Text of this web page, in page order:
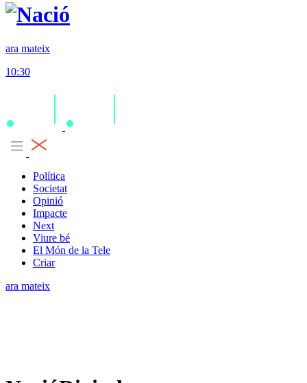
ara mateix
10:30
Política
Societat
Opinió
Impacte
Next
Viure bé
El Món de la Tele
Criar
ara mateix